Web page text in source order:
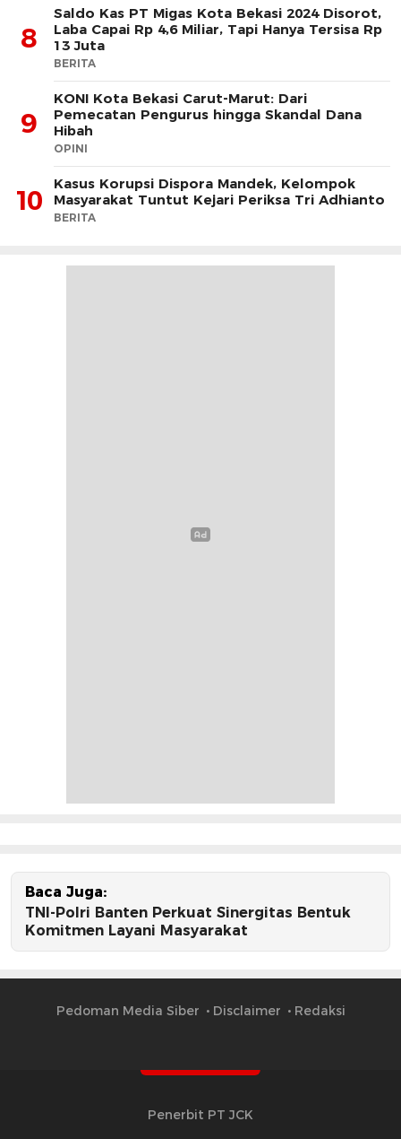
8
Saldo Kas PT Migas Kota Bekasi 2024 Disorot,
Laba Capai Rp 4,6 Miliar, Tapi Hanya Tersisa Rp
13 Juta
BERITA
9
KONI Kota Bekasi Carut-Marut: Dari
Pemecatan Pengurus hingga Skandal Dana
Hibah
OPINI
10
Kasus Korupsi Dispora Mandek, Kelompok
Masyarakat Tuntut Kejari Periksa Tri Adhianto
BERITA
Baca Juga:
TNI-Polri Banten Perkuat Sinergitas Bentuk
Komitmen Layani Masyarakat
Pedoman Media Siber Disclaimer Redaksi
Penerbit PT JCK